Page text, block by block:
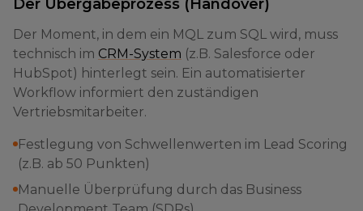
Der Übergabeprozess (Handover)
Der Moment, in dem ein MQL zum SQL wird, muss
technisch im CRM-System (z.B. Salesforce oder
HubSpot) hinterlegt sein. Ein automatisierter
Workflow informiert den zuständigen
Vertriebsmitarbeiter.
Festlegung von Schwellenwerten im Lead Scoring
(z.B. ab 50 Punkten)
Manuelle Überprüfung durch das Business